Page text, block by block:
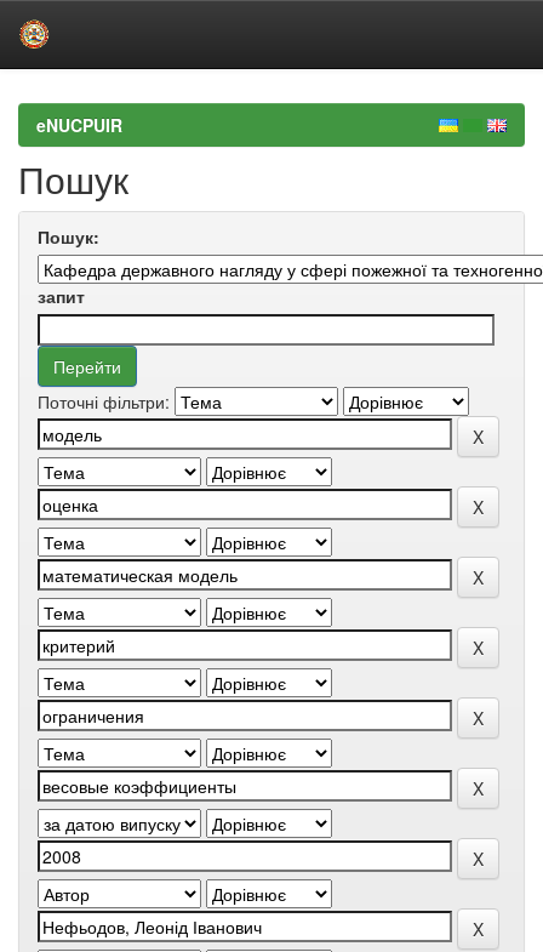
navigationeNUCPUIR
Пошук
Пошук:
запит
Поточні фільтри: